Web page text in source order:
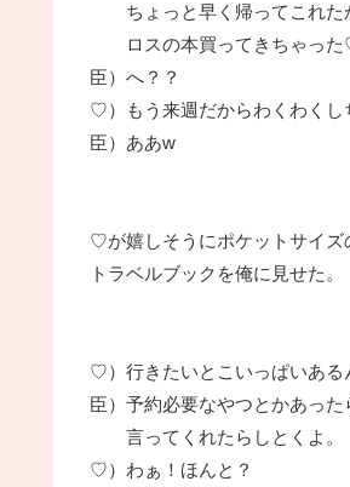
ちょっと早く帰ってこれた
ロスの本買ってきちゃっ
臣）へ？？
♡）もう来週だからわくわく
臣）ああw
♡が嬉しそうにポケットサイズ
トラベルブックを俺に見せた。
♡）行きたいとこいっぱいあ
臣）予約必要なやつとかあった
言ってくれたらしとくよ。
♡）わぁ！ほんと？